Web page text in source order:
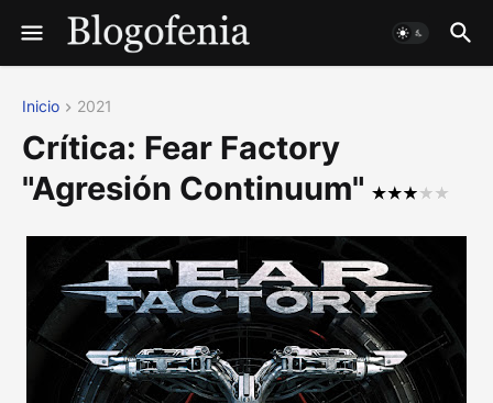
Inicio 2021
Crítica: Fear Factory
"Agresión Continuum"